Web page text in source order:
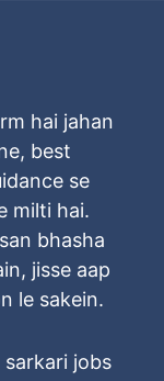
hai jahan
best
se
milti hai.
bhasha
jisse aap
le sakein.
jobs